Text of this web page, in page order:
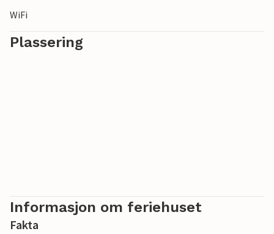
WiFi
Plassering
Informasjon om feriehuset
Fakta